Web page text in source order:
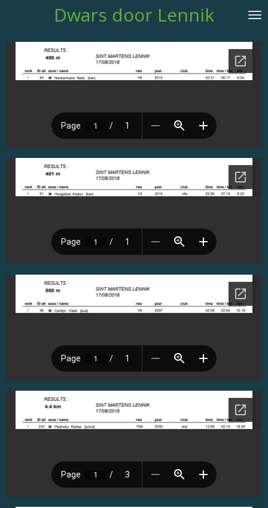
naar
hoofdinhoud
Dwars door Lennik